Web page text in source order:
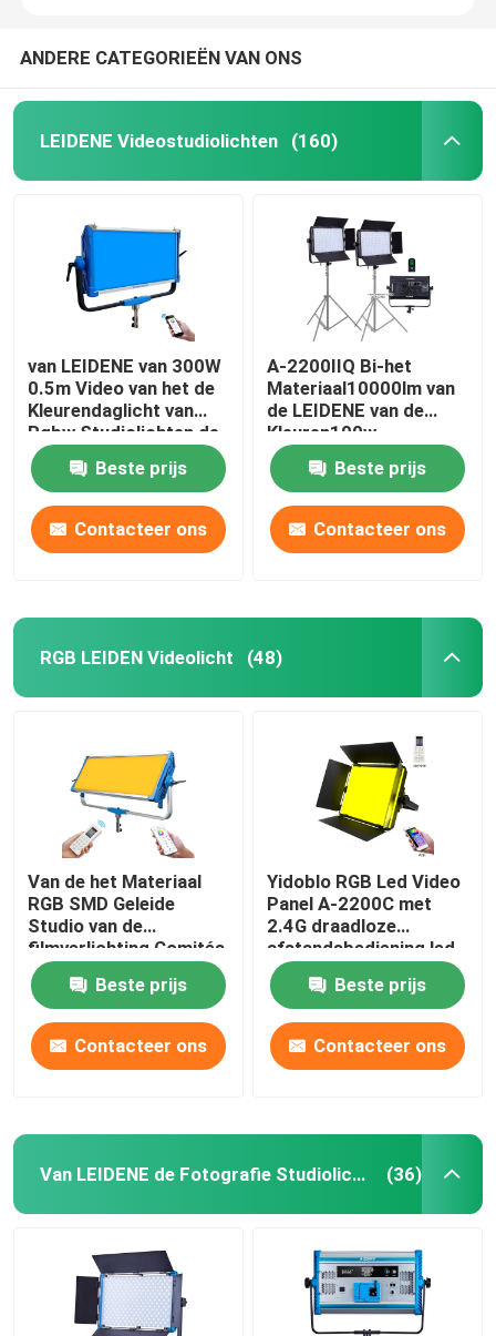
ANDERE CATEGORIEËN VAN ONS
LEIDENE Videostudiolichten (160)
van LEIDENE van 300W
0.5m Video van het de
Kleurendaglicht van
Rgbw Studiolichten de
Fotografielichten voor
FilmakerBeste prijs
Contacteer ons
A-2200IIQ Bi-het
Materiaal10000lm van
de LEIDENE van de
Kleuren100w
Photoshoot Verlichting
het Licht
Fotografiestudio
Beste prijs
Contacteer ons
RGB LEIDEN Videolicht (48)
Van de het Materiaal
RGB SMD Geleide
Studio van de
filmverlichting Comités
van de
Fotografielichten 500w
Skyblue Video Lichte
12 Gevolgen
Beste prijs
Contacteer ons
Yidoblo RGB Led Video
Panel A-2200C met
2.4G draadloze
afstandsbediening led
licht voor film & video
productieBeste prijs
Contacteer ons
Van LEIDENE de Fotografie Studiolichten (36)